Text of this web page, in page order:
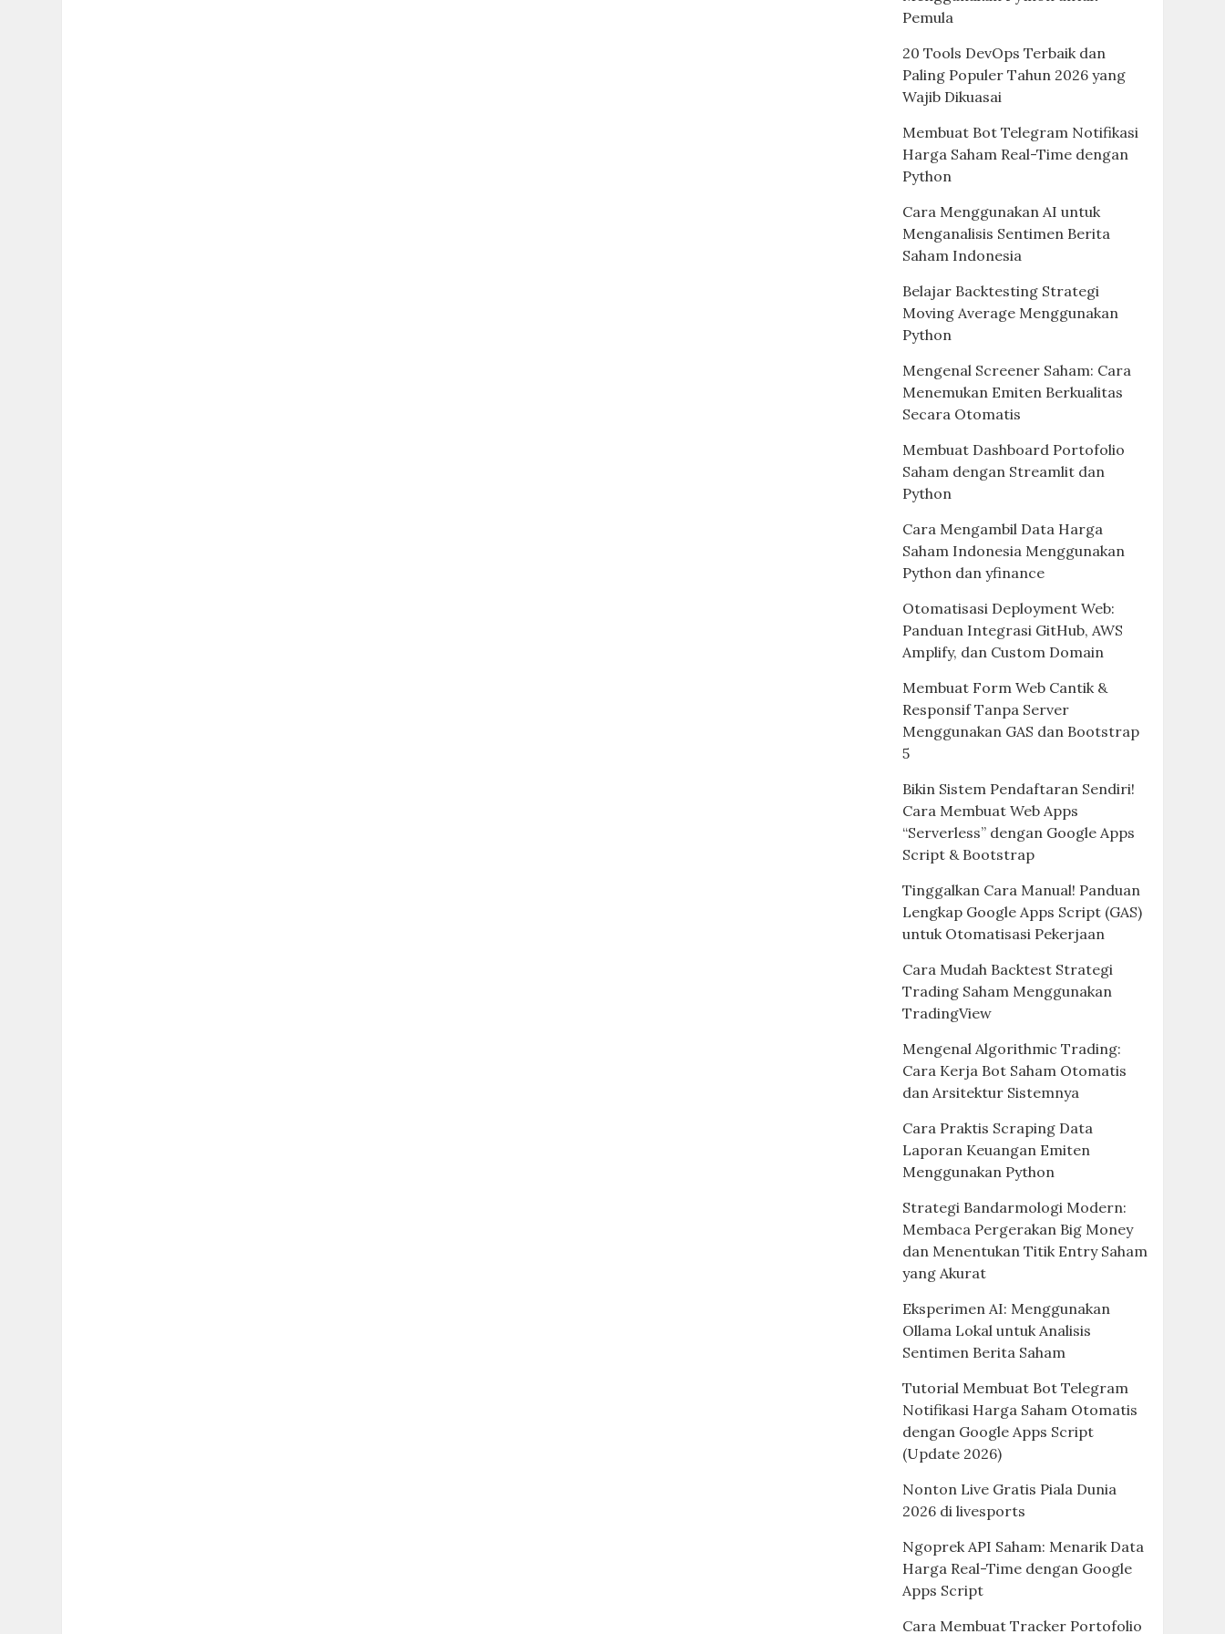
Pemula
20 Tools DevOps Terbaik dan
Paling Populer Tahun 2026 yang
Wajib Dikuasai
Membuat Bot Telegram Notifikasi
Harga Saham Real-Time dengan
Python
Cara Menggunakan AI untuk
Menganalisis Sentimen Berita
Saham Indonesia
Belajar Backtesting Strategi
Moving Average Menggunakan
Python
Mengenal Screener Saham: Cara
Menemukan Emiten Berkualitas
Secara Otomatis
Membuat Dashboard Portofolio
Saham dengan Streamlit dan
Python
Cara Mengambil Data Harga
Saham Indonesia Menggunakan
Python dan yfinance
Otomatisasi Deployment Web:
Panduan Integrasi GitHub, AWS
Amplify, dan Custom Domain
Membuat Form Web Cantik &
Responsif Tanpa Server
Menggunakan GAS dan Bootstrap
5
Bikin Sistem Pendaftaran Sendiri!
Cara Membuat Web Apps
“Serverless” dengan Google Apps
Script & Bootstrap
Tinggalkan Cara Manual! Panduan
Lengkap Google Apps Script (GAS)
untuk Otomatisasi Pekerjaan
Cara Mudah Backtest Strategi
Trading Saham Menggunakan
TradingView
Mengenal Algorithmic Trading:
Cara Kerja Bot Saham Otomatis
dan Arsitektur Sistemnya
Cara Praktis Scraping Data
Laporan Keuangan Emiten
Menggunakan Python
Strategi Bandarmologi Modern:
Membaca Pergerakan Big Money
dan Menentukan Titik Entry Saham
yang Akurat
Eksperimen AI: Menggunakan
Ollama Lokal untuk Analisis
Sentimen Berita Saham
Tutorial Membuat Bot Telegram
Notifikasi Harga Saham Otomatis
dengan Google Apps Script
(Update 2026)
Nonton Live Gratis Piala Dunia
2026 di livesports
Ngoprek API Saham: Menarik Data
Harga Real-Time dengan Google
Apps Script
Cara Membuat Tracker Portofolio